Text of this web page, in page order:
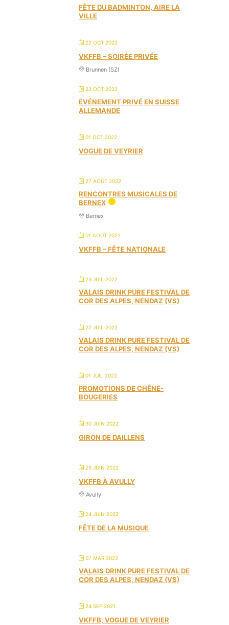
FÊTE DU BADMINTON, AIRE LA
VILLE
22 OCT 2022
VKFFB – SOIRÉE PRIVÉE
Brunnen (SZ)
22 OCT 2022
ÉVÉNEMENT PRIVÉ EN SUISSE
ALLEMANDE
01 OCT 2022
VOGUE DE VEYRIER
27 AOÛT 2022
RENCONTRES MUSICALES DE
BERNEX
Bernex
01 AOÛT 2022
VKFFB – FÊTE NATIONALE
23 JUIL 2022
VALAIS DRINK PURE FESTIVAL DE
COR DES ALPES, NENDAZ (VS)
22 JUIL 2022
VALAIS DRINK PURE FESTIVAL DE
COR DES ALPES, NENDAZ (VS)
01 JUIL 2022
PROMOTIONS DE CHÊNE-
BOUGERIES
30 JUIN 2022
GIRON DE DAILLENS
25 JUIN 2022
VKFFB À AVULLY
Avully
24 JUIN 2022
FÊTE DE LA MUSIQUE
07 MAR 2022
VALAIS DRINK PURE FESTIVAL DE
COR DES ALPES, NENDAZ (VS)
24 SEP 2021
VKFFB, VOGUE DE VEYRIER